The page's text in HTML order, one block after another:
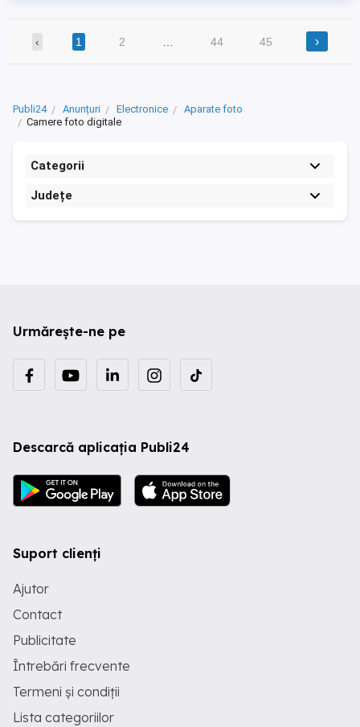
‹ 1 2 44 45 ›
Publi24 Anunțuri Electronice
Aparate foto
Camere foto digitale
Categorii
Județe
Urmărește-ne pe
Descarcă aplicația Publi24
Suport clienți
Ajutor
Contact
Publicitate
Întrebări frecvente
Termeni și condiții
Lista categoriilor